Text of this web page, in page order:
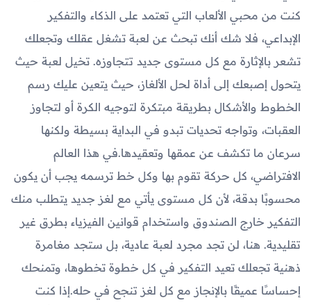
كنت من محبي الألعاب التي تعتمد على الذكاء والتفكير
الإبداعي، فلا شك أنك تبحث عن لعبة تشغل عقلك وتجعلك
تشعر بالإثارة مع كل مستوى جديد تتجاوزه. تخيل لعبة حيث
يتحول إصبعك إلى أداة لحل الألغاز، حيث يتعين عليك رسم
الخطوط والأشكال بطريقة مبتكرة لتوجيه الكرة أو لتجاوز
العقبات، وتواجه تحديات تبدو في البداية بسيطة ولكنها
سرعان ما تكشف عن عمقها وتعقيدها.في هذا العالم
الافتراضي، كل حركة تقوم بها وكل خط ترسمه يجب أن يكون
محسوبًا بدقة، لأن كل مستوى يأتي مع لغز جديد يتطلب منك
التفكير خارج الصندوق واستخدام قوانين الفيزياء بطرق غير
تقليدية. هنا، لن تجد مجرد لعبة عادية، بل ستجد مغامرة
ذهنية تجعلك تعيد التفكير في كل خطوة تخطوها، وتمنحك
إحساسًا عميقًا بالإنجاز مع كل لغز تنجح في حله.إذا كنت